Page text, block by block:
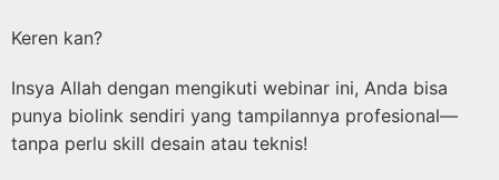
Keren kan?
Insya Allah dengan mengikuti webinar ini, Anda bisa
punya biolink sendiri yang tampilannya profesional—
tanpa perlu skill desain atau teknis!